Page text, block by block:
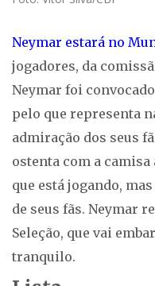
Neymar estará no
jogadores, da
Neymar foi
pelo que representa
admiração dos seus
ostenta com a
que está jogando,
de seus fãs. Neymar
Seleção, que vai
tranquilo.